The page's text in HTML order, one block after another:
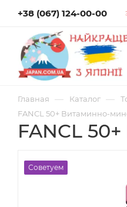
+38 (067) 124-00-00
Главная — Каталог —
FANCL 50+ Витаминно-
FANCL
Советуем